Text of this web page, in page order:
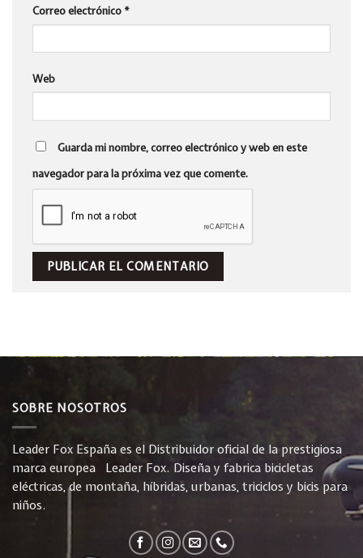
Correo electrónico *
Web
Guarda mi nombre, correo electrónico y web en este
navegador para la próxima vez que comente.
SOBRE NOSOTROS
Leader Fox España es el Distribuidor oficial de la prestigiosa
marca europea Leader Fox. Diseña y fabrica bicicletas
eléctricas, de montaña, híbridas, urbanas, triciclos y bicis para
niños.